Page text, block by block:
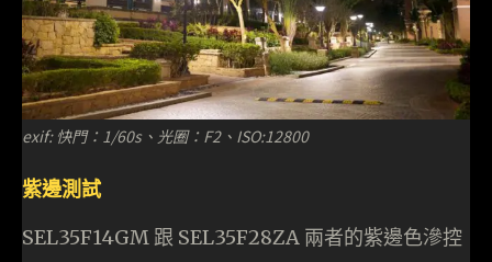
exif: 快門：1/60s、光圈：F2、ISO:12800
紫邊測試
SEL35F14GM 跟 SEL35F28ZA 兩者的紫邊色滲控